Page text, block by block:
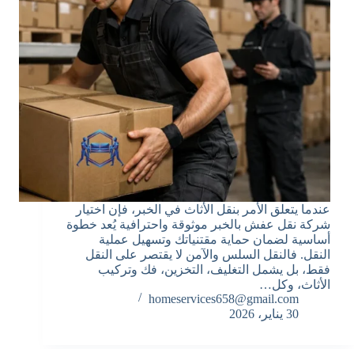
عندما يتعلق الأمر بنقل الأثاث في الخبر، فإن اختيار
شركة نقل عفش بالخبر موثوقة واحترافية يُعد خطوة
أساسية لضمان حماية مقتنياتك وتسهيل عملية
النقل. فالنقل السلس والآمن لا يقتصر على النقل
فقط، بل يشمل التغليف، التخزين، فك وتركيب
الأثاث، وكل…
homeservices658@gmail.com
30 يناير، 2026